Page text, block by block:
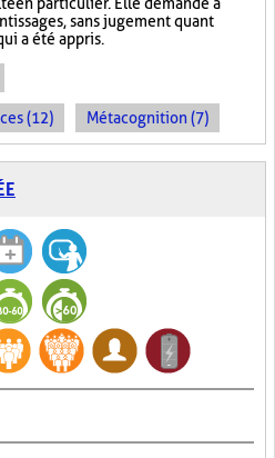
sans jugement quant
a été appris.
(12) Métacognition (7)